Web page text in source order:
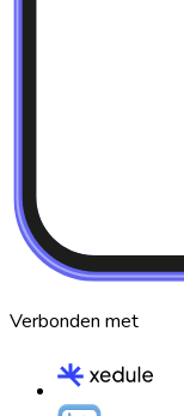
Verbonden met